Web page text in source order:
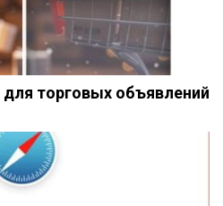
торговых объявлений